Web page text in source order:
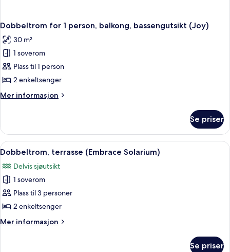
Dobbeltrom for 1 person, balkong, bassengutsikt (Joy)
30 m²
1 soverom
Plass til 1 person
2 enkeltsenger
Mer informasjon
Mer
for
person,
bassengutsikt
(Joy)
Se priser
Åpne
alle
bildene
av
Dobbeltrom,
terrasse
(Embrace
Solarium)
Minibar, safe på rommet,
8
Dobbeltrom, terrasse (Embrace Solarium)
Delvis sjøutsikt
1 soverom
Plass til 3 personer
2 enkeltsenger
Mer informasjon
Mer
Se priser